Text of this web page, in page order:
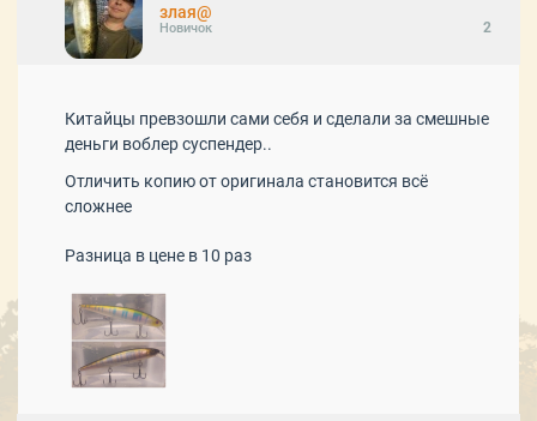
злая@
Новичок 2
Китайцы превзошли сами себя и сделали за смешные
деньги воблер суспендер..
Отличить копию от оригинала становится всё
сложнее
Разница в цене в 10 раз